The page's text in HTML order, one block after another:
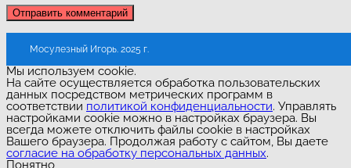
Мосулезный Игорь. 2025 г.
Мы используем cookie.
На сайте осуществляется обработка пользовательских
данных посредством метрических программ в
соответствии политикой конфиденциальности. Управлять
настройками cookie можно в настройках браузера. Вы
всегда можете отключить файлы cookie в настройках
Вашего браузера. Продолжая работу с сайтом, Вы даете
согласие на обработку персональных данных.
Понятно